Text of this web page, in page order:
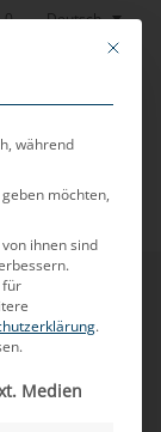
0 Deutsch
Kontakt
This
während
möchten,
ihnen sind
für
.
Medien